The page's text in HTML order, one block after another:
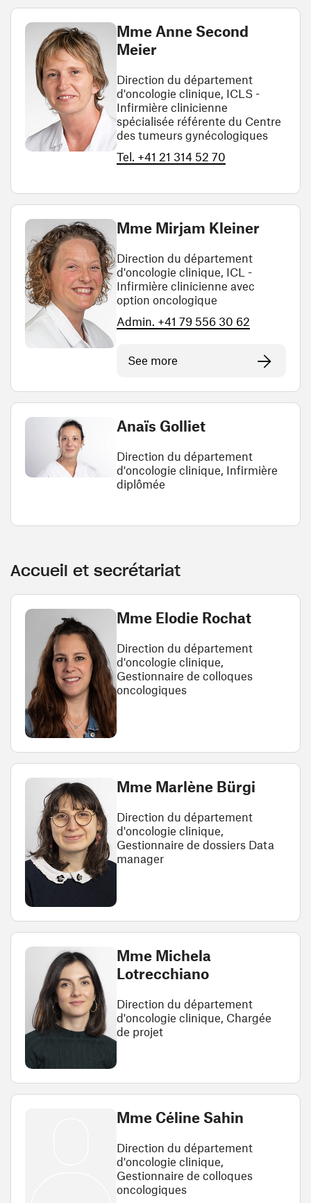
Mme Anne Second
Meier
Direction du département
d'oncologie clinique, ICLS -
Infirmière clinicienne
spécialisée référente du Centre
des tumeurs gynécologiques
Tel. +41 21 314 52 70
Mme Mirjam Kleiner
Direction du département
d'oncologie clinique, ICL -
Infirmière clinicienne avec
option oncologique
Admin. +41 79 556 30 62
See more
Anaïs Golliet
Direction du département
d'oncologie clinique, Infirmière
diplômée
Accueil et secrétariat
Mme Elodie Rochat
Direction du département
d'oncologie clinique,
Gestionnaire de colloques
oncologiques
Mme Marlène Bürgi
Direction du département
d'oncologie clinique,
Gestionnaire de dossiers Data
manager
Mme Michela
Lotrecchiano
Direction du département
d'oncologie clinique, Chargée
de projet
Mme Céline Sahin
Direction du département
d'oncologie clinique,
Gestionnaire de colloques
oncologiques